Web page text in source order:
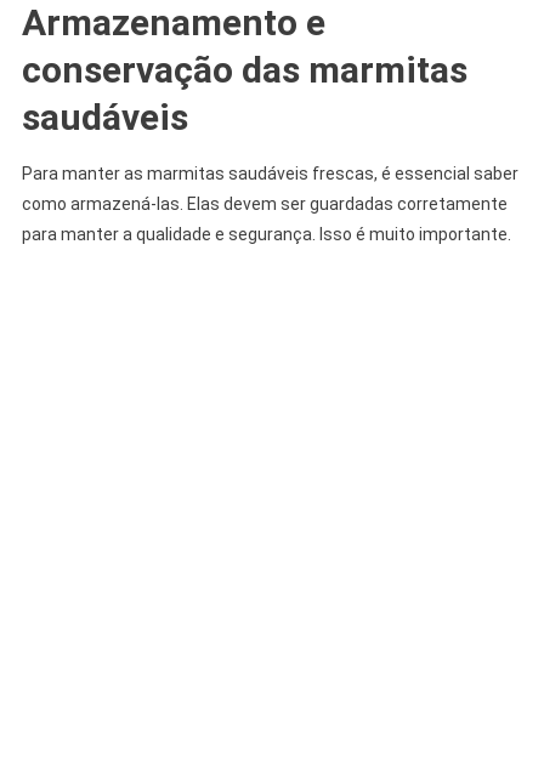
Armazenamento e
conservação das marmitas
saudáveis
Para manter as marmitas saudáveis frescas, é essencial saber
como armazená-las. Elas devem ser guardadas corretamente
para manter a qualidade e segurança. Isso é muito importante.